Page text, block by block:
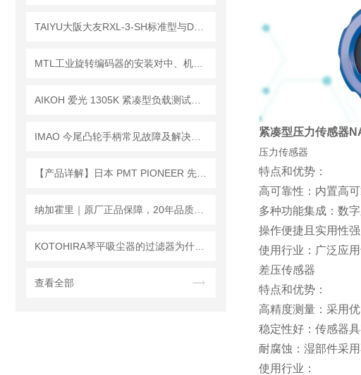
查看全部
紧凑型压力传感器
压力传感器
特点和优势：
高可靠性：内置高
多种功能集成：数
操作便捷且实用性强
使用行业：广泛应
差压传感器
特点和优势：
高精度测量：采用
稳定性好：传感器
耐腐蚀：湿部件采
使用行业：